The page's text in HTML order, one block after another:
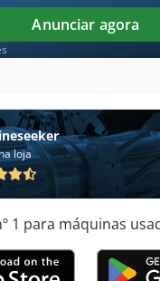
S
S
Anunciar agora
loja
1 para máquinas